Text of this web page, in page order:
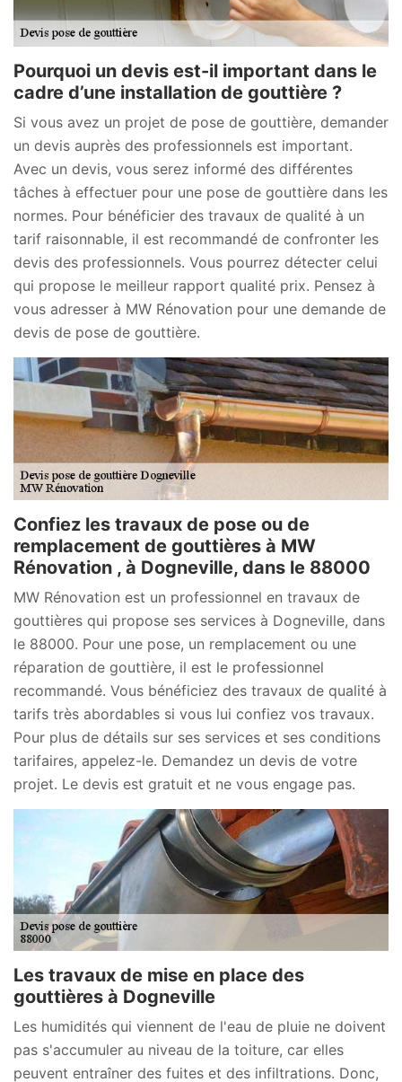
Pourquoi un devis est-il important dans le
cadre d’une installation de gouttière ?
Si vous avez un projet de pose de gouttière, demander
un devis auprès des professionnels est important.
Avec un devis, vous serez informé des différentes
tâches à effectuer pour une pose de gouttière dans les
normes. Pour bénéficier des travaux de qualité à un
tarif raisonnable, il est recommandé de confronter les
devis des professionnels. Vous pourrez détecter celui
qui propose le meilleur rapport qualité prix. Pensez à
vous adresser à MW Rénovation pour une demande de
devis de pose de gouttière.
Confiez les travaux de pose ou de
remplacement de gouttières à MW
Rénovation , à Dogneville, dans le 88000
MW Rénovation est un professionnel en travaux de
gouttières qui propose ses services à Dogneville, dans
le 88000. Pour une pose, un remplacement ou une
réparation de gouttière, il est le professionnel
recommandé. Vous bénéficiez des travaux de qualité à
tarifs très abordables si vous lui confiez vos travaux.
Pour plus de détails sur ses services et ses conditions
tarifaires, appelez-le. Demandez un devis de votre
projet. Le devis est gratuit et ne vous engage pas.
Les travaux de mise en place des
gouttières à Dogneville
Les humidités qui viennent de l'eau de pluie ne doivent
pas s'accumuler au niveau de la toiture, car elles
peuvent entraîner des fuites et des infiltrations. Donc,